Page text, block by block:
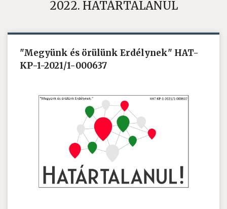
2022. HATÁRTALANUL
"Megyünk és örülünk Erdélynek" HAT-
KP-1-2021/1-000637